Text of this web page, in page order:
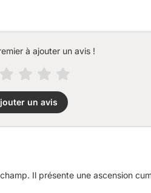
à ajouter un avis !
un avis
Il présente une ascension